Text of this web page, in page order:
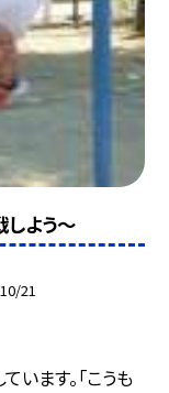
よう〜
21
います。「こうも